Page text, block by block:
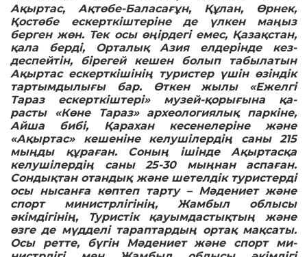
Ақыртас, Ақтөбе-Баласағұн, Құлан, Өрнек,
Қостөбе ескерткіш­те­ріне де үлкен маңыз
берген жөн. Тек осы өңірдегі емес, Қазақстан,
қа­ла берді, Орталық Азия елдерінде кез­
деспейтін, бірегей кешен болып та­былатын
Ақыртас ескерткішінің ту­ристер үшін өзіндік
тартымды­лы­ғы бар. Өткен жылы «Ежелгі
Тараз ес­керткіштері» музей-қорығына қа­
расты «Көне Тараз» археоло­гия­лық паркіне,
Айша бибі, Қарахан кесенелеріне және
«Ақыртас» ке­ше­ніне келушілердің саны 215
мың­ды құраған. Соның ішінде Ақыр­тасқа
келу­шілердің саны 25-30 мыңнан аспаған.
Сондықтан отан­дық және шетелдік туристерді
осы нысанға көп­теп тарту – Мәдениет және
спорт министрлігінің, Жамбыл об­лысы
әкімдігінің, Туристік қауым­дас­тық­тың және
өзге де мүдделі та­раптардың ортақ мақсаты.
Осы рет­те, бүгін Мә­дениет және спорт ми­